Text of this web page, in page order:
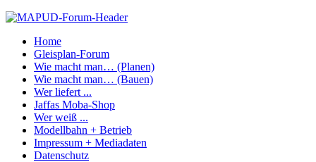
Home
Gleisplan-Forum
Wie macht man… (Planen)
Wie macht man… (Bauen)
Wer liefert ...
Jaffas Moba-Shop
Wer weiß ...
Modellbahn + Betrieb
Impressum + Mediadaten
Datenschutz